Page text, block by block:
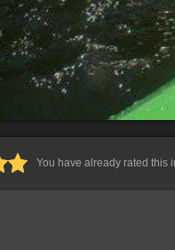
You have already rated this